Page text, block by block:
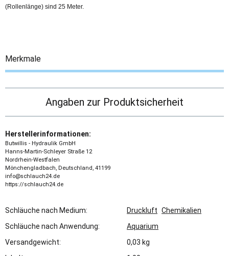
(Rollenlänge) sind 25 Meter.
Merkmale
Angaben zur Produktsicherheit
Herstellerinformationen:
Butwillis - Hydraulik GmbH
Hanns-Martin-Schleyer Straße 12
Nordrhein-Westfalen
Mönchengladbach, Deutschland, 41199
info@schlauch24.de
https://schlauch24.de
Schläuche nach Medium: Druckluft Chemikalien
Schläuche nach Anwendung:
Aquarium
Versandgewicht:
0,03 kg